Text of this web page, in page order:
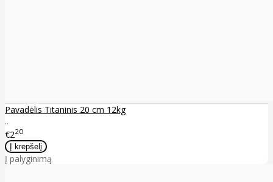
Pavadėlis Titaninis 20 cm 12kg
..
€220
Į palyginimą